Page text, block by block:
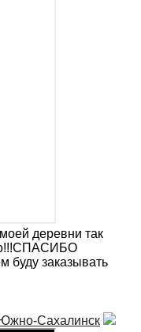
деревни так
заказывать